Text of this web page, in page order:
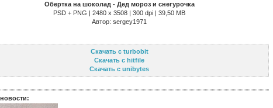
Обертка на шоколад - Дед мороз и снегурочка
PSD + PNG | 2480 x 3508 | 300 dpi | 39,50 MB
Автор: sergey1971
Скачать с turbobit
Скачать с hitfile
Скачать с unibytes